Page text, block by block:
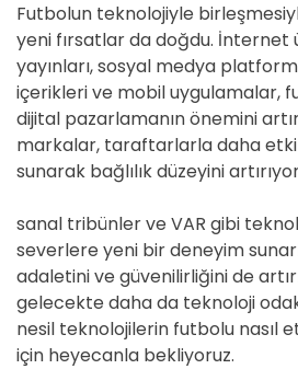
Futbolun teknolojiyle
yeni fırsatlar da doğdu. İnternet
yayınları, sosyal medya
içerikleri ve mobil uygulamalar,
dijital pazarlamanın önemini
markalar, taraftarlarla daha
sunarak bağlılık düzeyini
sanal tribünler ve VAR gibi
severlere yeni bir deneyim
adaletini ve güvenilirliğini de
gelecekte daha da teknoloji
nesil teknolojilerin futbolu nasıl
için heyecanla bekliyoruz.